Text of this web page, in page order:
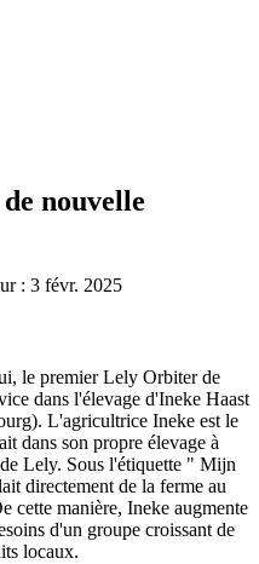
nouvelle
: 3 févr. 2025
le premier Lely Orbiter de
dans l'élevage d'Ineke Haast
L'agricultrice Ineke est le
dans son propre élevage à
Lely. Sous l'étiquette " Mijn
directement de la ferme au
cette manière, Ineke augmente
d'un groupe croissant de
locaux.